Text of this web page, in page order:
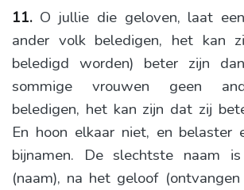
11. O jullie die geloven, laat
ander volk beledigen, het kan
beledigd worden) beter zijn
sommige vrouwen geen
beledigen, het kan zijn dat zij
En hoon elkaar niet, en belaster
bijnamen. De slechtste naam
(naam), na het geloof